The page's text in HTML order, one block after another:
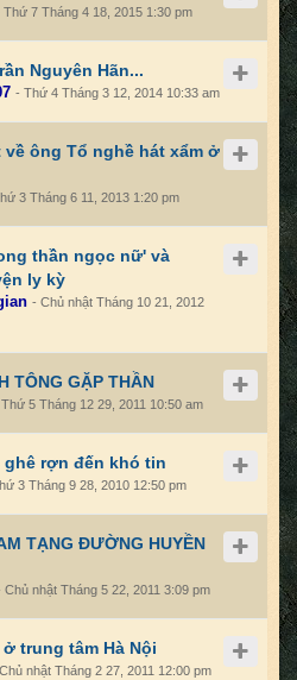
Thứ 7 Tháng 4 18, 2015 1:30 pm
Nguyên Hãn...
- Thứ 4 Tháng 3 12, 2014 10:33 am
ông Tổ nghề hát xẩm ở
3 Tháng 6 11, 2013 1:20 pm
thần ngọc nữ' và
ly kỳ
- Chủ nhật Tháng 10 21, 2012
TÔNG GẶP THẦN
5 Tháng 12 29, 2011 10:50 am
rợn đến khó tin
3 Tháng 9 28, 2010 12:50 pm
TẠNG ĐƯỜNG HUYỀN
Chủ nhật Tháng 5 22, 2011 3:09 pm
trung tâm Hà Nội
nhật Tháng 2 27, 2011 12:00 pm